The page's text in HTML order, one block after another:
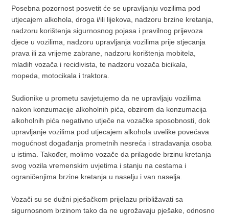
Posebna pozornost posvetit će se upravljanju vozilima pod
utjecajem alkohola, droga i/ili lijekova, nadzoru brzine kretanja,
nadzoru korištenja sigurnosnog pojasa i pravilnog prijevoza
djece u vozilima, nadzoru upravljanja vozilima prije stjecanja
prava ili za vrijeme zabrane, nadzoru korištenja mobitela,
mladih vozača i recidivista, te nadzoru vozača bicikala,
mopeda, motocikala i traktora.
Sudionike u prometu savjetujemo da ne upravljaju vozilima
nakon konzumacije alkoholnih pića, obzirom da konzumacija
alkoholnih pića negativno utječe na vozačke sposobnosti, dok
upravljanje vozilima pod utjecajem alkohola uvelike povećava
mogućnost događanja prometnih nesreća i stradavanja osoba
u istima. Također, molimo vozače da prilagode brzinu kretanja
svog vozila vremenskim uvjetima i stanju na cestama i
ograničenjima brzine kretanja u naselju i van naselja.
Vozači su se dužni pješačkom prijelazu približavati sa
sigurnosnom brzinom tako da ne ugrožavaju pješake, odnosno